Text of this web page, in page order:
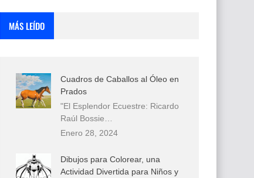
MÁS LEÍDO
Cuadros de Caballos al Óleo en
Prados
"El Esplendor Ecuestre: Ricardo
Raúl Bossie…
Enero 28, 2024
Dibujos para Colorear, una
Actividad Divertida para Niños y